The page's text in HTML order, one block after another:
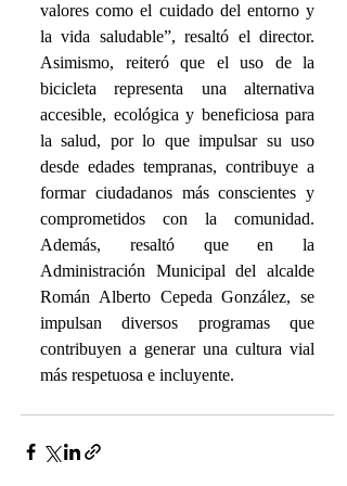
valores como el cuidado del entorno y
la vida saludable”, resaltó el director.
Asimismo, reiteró que el uso de la
bicicleta representa una alternativa
accesible, ecológica y beneficiosa para
la salud, por lo que impulsar su uso
desde edades tempranas, contribuye a
formar ciudadanos más conscientes y
comprometidos con la comunidad.
Además, resaltó que en la
Administración Municipal del alcalde
Román Alberto Cepeda González, se
impulsan diversos programas que
contribuyen a generar una cultura vial
más respetuosa e incluyente.